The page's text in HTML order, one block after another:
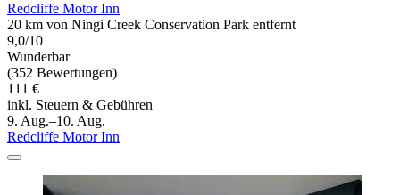
Redcliffe Motor Inn
20 km von Ningi Creek Conservation Park entfernt
9,0/10
Wunderbar
(352 Bewertungen)
111 €
inkl. Steuern & Gebühren
9. Aug.–10. Aug.
Redcliffe Motor Inn